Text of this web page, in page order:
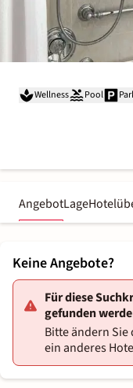
Wellness Pool
AngebotLage
Keine Angebote?
Für diese
gefunden
Bitte ändern
ein anderes